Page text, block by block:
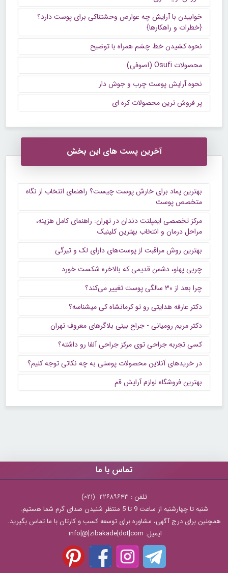
خوابیدن با آرایش چه عوارض وحشتناکی برای پوست دارد؟
{خطرات و راهکارها}
نحوه کشیدن خط چشم همراه با توضیح
محصولات Osufi (اصوفی)
نحوه آرایش پوست چرب و جوش دار
پر فروش ترین محصولات کره ای
آخرین پست های این بخش
بهترین پماد برای خارش پوست چیست؟ راهنمای انتخاب از نگاه
متخصص پوست
مرکز تخصصی ایمپلنت دندان در تهران: راهنمای کامل هزینه،
مراحل درمان و انتخاب بهترین کلینیک
بهترین روش مراقبت از پوست‌های دارای لک و تیرگی
چربی پهلو، دشمن قدیمی که بالاخره شکست خورد
چرا بعد از ۳۰ سالگی پوست تغییر می‌کند؟
دکتر عارفه هدایتی رو تو کرمانشاه کی میشناسه؟
دکتر مریم رومیانی - جراح بینی بلاگرهای معروف تهران
کسی تجربه جراحی توی مرکز جراحی آلفا رو داشته؟
در خریدهای آنلاین محصولات پوستی به چه نکاتی توجه کنیم؟
بهترین فروشگاه لوازم آرایش قم
تماس با ما
تلفن : ۲۲۶۸۹۶۴۳ (۰۲۱)
شنبه تا چهارشنبه از ساعت 9 تا 5 منتظر شنیدن صدای گرم شما هستیم.
همچنین برای درج آگهی، مشاوره برای توسعه کسب و کارتان با ما تماس بگیرید.
ایمیل: info[@]zibakade[dot]com